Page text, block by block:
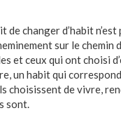
de changer d’habit
sur le chemin
et ceux qui ont choisi
un habit qui
choisissent de vivre,
sont.